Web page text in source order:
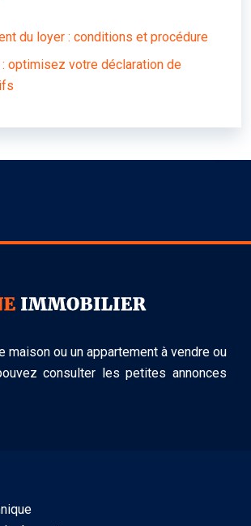
du loyer : conditions et procédure
optimisez votre déclaration de
maison ou un appartement à vendre ou
consulter les petites annonces